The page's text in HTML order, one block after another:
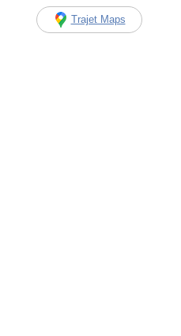
Trajet Maps